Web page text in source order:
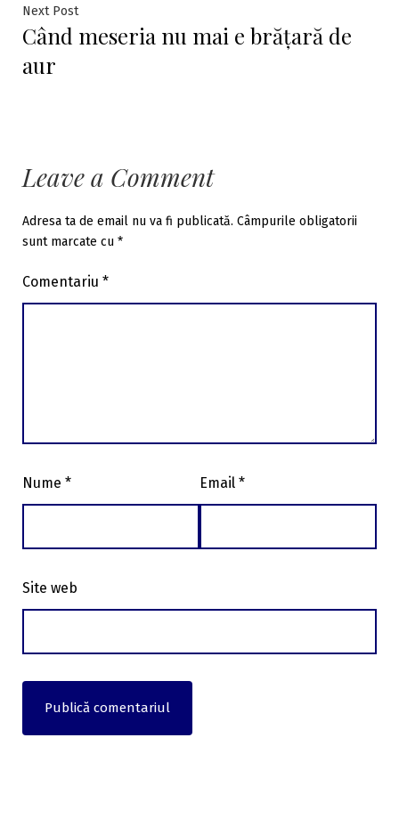
Next PostNext
post:
Când meseria nu mai e brățară de
aur
Leave a Comment
Adresa ta de email nu va fi publicată. Câmpurile obligatorii
sunt marcate cu *
Comentariu *
Nume * Email *
Site web